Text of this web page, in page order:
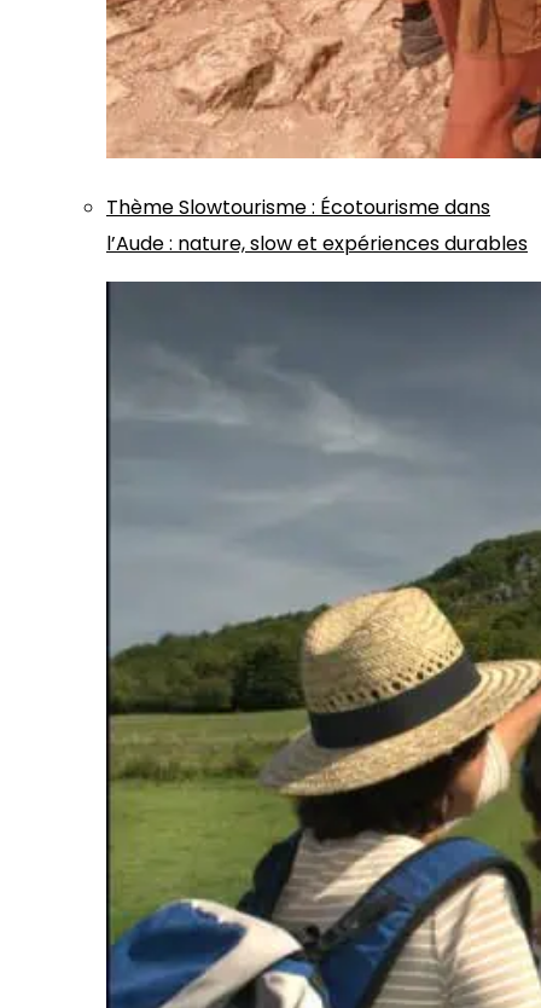
ThèmeSlowtourisme: Écotourisme dans
l’Aude : nature, slow et expériences durables